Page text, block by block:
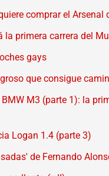
comprar el Arsenal
la primera carrera del
gays
que consigue
M3 (parte 1): la
Logan 1.4 (parte 3)
de Fernando